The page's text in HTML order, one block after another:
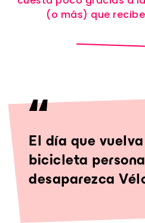
(o más) que
El día que
bicicleta
desaparezca